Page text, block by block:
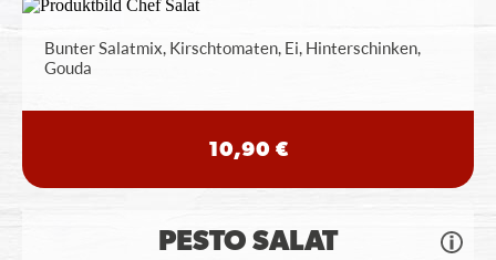
Bunter Salatmix, Kirschtomaten, Ei, Hinterschinken,
Gouda
10,90 €
PESTO SALAT